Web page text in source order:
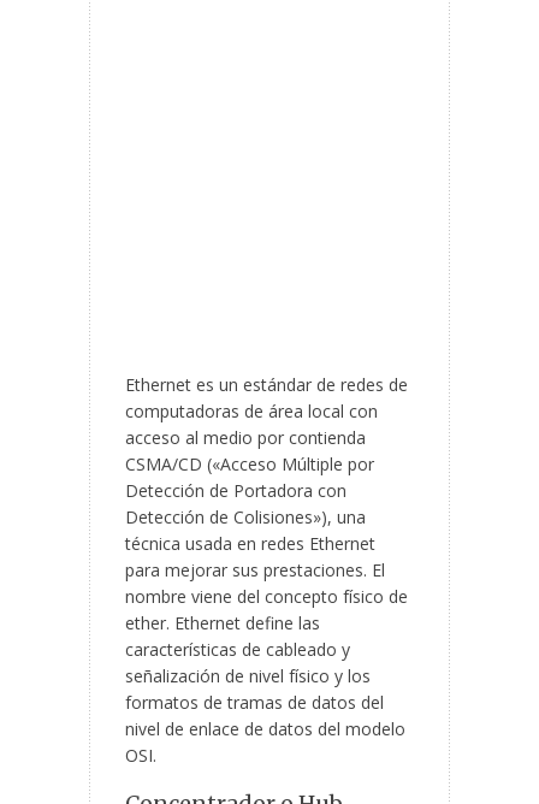
Ethernet es un estándar de redes de
computadoras de área local con
acceso al medio por contienda
CSMA/CD («Acceso Múltiple por
Detección de Portadora con
Detección de Colisiones»), una
técnica usada en redes Ethernet
para mejorar sus prestaciones. El
nombre viene del concepto físico de
ether. Ethernet define las
características de cableado y
señalización de nivel físico y los
formatos de tramas de datos del
nivel de enlace de datos del modelo
OSI.